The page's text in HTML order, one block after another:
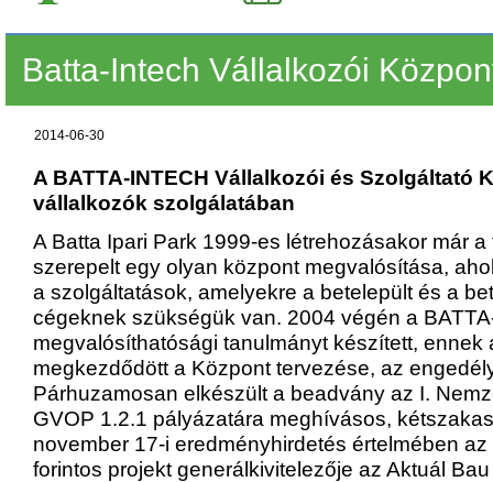
Batta-Intech Vállalkozói
2014-06-30
A BATTA-INTECH Vállalkozói és Szolgáltató
vállalkozók szolgálatában
A Batta Ipari Park 1999-es létrehozásakor már
szerepelt egy olyan központ megvalósítása,
a szolgáltatások, amelyekre a betelepült és a
cégeknek szükségük van. 2004 végén a
megvalósíthatósági tanulmányt készített, ennek
megkezdődött a Központ tervezése, az
Párhuzamosan elkészült a beadvány az I.
GVOP 1.2.1 pályázatára meghívásos,
november 17-i eredményhirdetés értelmében
forintos projekt generálkivitelezője az Aktuál Bau